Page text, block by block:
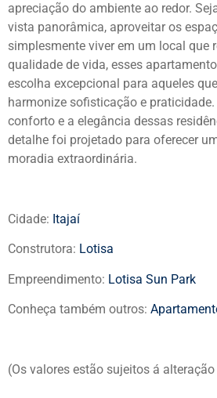
apreciação do ambiente ao redor.
vista panorâmica, aproveitar os
simplesmente viver em um local que
qualidade de vida, esses
escolha excepcional para aqueles
harmonize sofisticação e
conforto e a elegância dessas
detalhe foi projetado para oferecer
moradia extraordinária.
Cidade: Itajaí
Construtora: Lotisa
Empreendimento: Lotisa Sun Park
Conheça também outros:
(Os valores estão sujeitos á